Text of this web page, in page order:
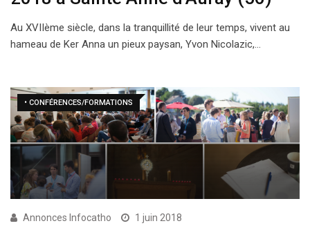
Au XVIIème siècle, dans la tranquillité de leur temps, vivent au
hameau de Ker Anna un pieux paysan, Yvon Nicolazic,…
• CONFÉRENCES/FORMATIONS
Annonces Infocatho 1 juin 2018